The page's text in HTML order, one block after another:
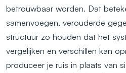
betrouwbaar worden. Dat
samenvoegen, verouderde
structuur zo houden dat het
vergelijken en verschillen kan
produceer je ruis in plaats van